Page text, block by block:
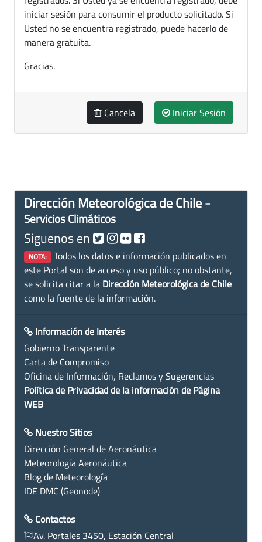
iniciar sesión para consumir el producto solicitado. Si
Usted no se encuentra registrado, puede hacerlo de
manera gratuita.
Gracias.
Cancela Iniciar Sesión
Dirección Meteorológica de Chile -
Servicios Climáticos
Siguenos en
NOTA: Todos los datos e información publicados en
este Portal son de acceso y uso público; no obstante,
se solicita citar a la Dirección Meteorológica de Chile
como la fuente de la información.
Información de Interés
Gobierno Transparente
Carta de Compromiso
Oficina de Información, Reclamos y Sugerencias
Política de Privacidad de la información de Página
WEB
Nuestro Sitios
Dirección General de Aeronáutica
Meteorología Aeronáutica
Blog de Meteorología
IDE DMC (Geonode)
Contactos
Av. Portales 3450, Estación Central